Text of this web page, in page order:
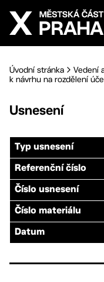
Přejít na hlavní
Úvodní stránka Vedení
k návrhu na rozdělení
Usnesení
Typ usnesení
Referenční číslo
Číslo usnesení
Číslo materiálu
Datum